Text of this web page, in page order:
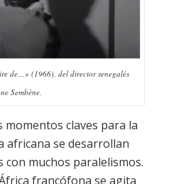
de…» (1966), del director senegalés
Sembène.
momentos claves para la
africana se desarrollan
con muchos paralelismos.
francófona se agita